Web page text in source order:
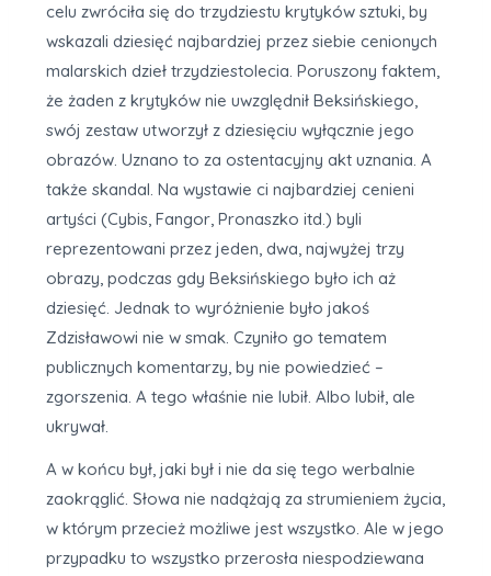
celu zwróciła się do trzydziestu krytyków sztuki, by
wskazali dziesięć najbardziej przez siebie cenionych
malarskich dzieł trzydziestolecia. Poruszony faktem,
że żaden z krytyków nie uwzględnił Beksińskiego,
swój zestaw utworzył z dziesięciu wyłącznie jego
obrazów. Uznano to za ostentacyjny akt uznania. A
także skandal. Na wystawie ci najbardziej cenieni
artyści (Cybis, Fangor, Pronaszko itd.) byli
reprezentowani przez jeden, dwa, najwyżej trzy
obrazy, podczas gdy Beksińskiego było ich aż
dziesięć. Jednak to wyróżnienie było jakoś
Zdzisławowi nie w smak. Czyniło go tematem
publicznych komentarzy, by nie powiedzieć –
zgorszenia. A tego właśnie nie lubił. Albo lubił, ale
ukrywał.
A w końcu był, jaki był i nie da się tego werbalnie
zaokrąglić. Słowa nie nadążają za strumieniem życia,
w którym przecież możliwe jest wszystko. Ale w jego
przypadku to wszystko przerosła niespodziewana